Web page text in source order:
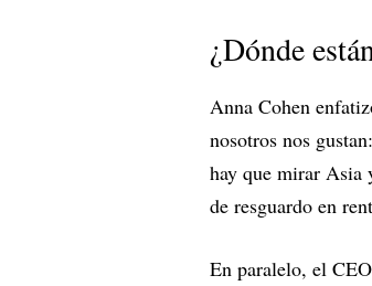
¿Dónde
Anna Cohen
nosotros nos
hay que mirar Asia
de resguardo en
En paralelo, el